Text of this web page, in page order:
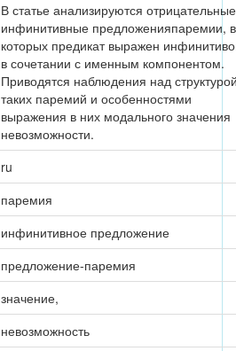
В статье анализируются отрицательные
инфинитивные предложенияпаремии, в
которых предикат выражен
в сочетании с именным компонентом.
Приводятся наблюдения над
таких паремий и особенностями
выражения в них модального значения
невозможности.
ru
паремия
инфинитивное предложение
предложение-паремия
значение,
невозможность